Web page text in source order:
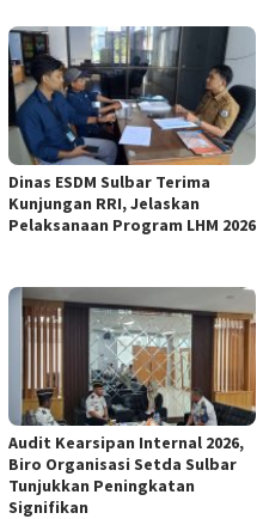
Dinas ESDM Sulbar Terima
Kunjungan RRI, Jelaskan
Pelaksanaan Program LHM 2026
Audit Kearsipan Internal 2026,
Biro Organisasi Setda Sulbar
Tunjukkan Peningkatan
Signifikan